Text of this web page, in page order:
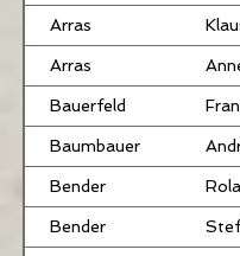
Arras
Arras
Bauerfeld
Baumbauer
Bender
Bender